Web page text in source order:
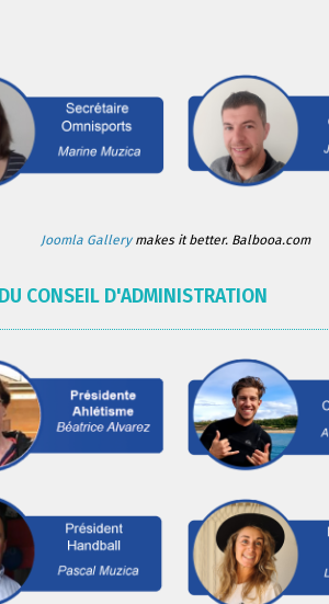
Joomla Gallerymakes it better. Balbooa.com
CONSEIL D'ADMINISTRATION